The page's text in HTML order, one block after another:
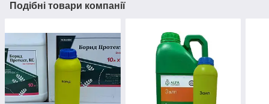
Подібні товари компанії